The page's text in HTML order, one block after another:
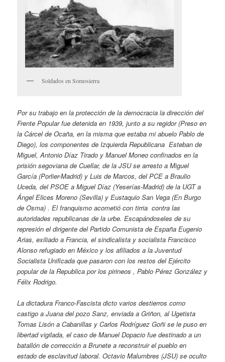
Soldados en Somosierra
Por su trabajo en la protección de la democracia la dirección del
Frente Popular fue detenida en 1939, junto a su regidor (Preso en
la Cárcel de Ocaña, en la misma que estaba mi abuelo Pablo de
Diego), los componentes de Izquierda Republicana Esteban de
Miguel, Antonio Díaz Tirado y Manuel Moneo confinados en la
prisión segoviana de Cuellar, de la JSU se arresto a Miguel
García (Porlier-Madrid) y Luis de Marcos, del PCE a Braulio
Uceda, del PSOE a Miguel Díaz (Yeserías-Madrid) de la UGT a
Ángel Elices Moreno (Sevilla) y Eustaquio San Vega (En Burgo
de Osma) . El franquismo acometió con tirria contra las
autoridades republicanas de la urbe. Escapándoseles de su
represión el dirigente del Partido Comunista de España Eugenio
Arias, exiliado a Francia, el sindicalista y socialista Francisco
Alonso refugiado en México y los afiliados a la Juventud
Socialista Unificada que pasaron con los restos del Ejército
popular de la Republica por los pirineos , Pablo Pérez González y
Félix Rodrigo.
La dictadura Franco-Fascista dicto varios destierros como
castigo a Juana del pozo Sanz, enviada a Griñon, al Ugetista
Tomas Lisón a Cabanillas y Carlos Rodríguez Goñi se le puso en
libertad vigilada, el caso de Manuel Dopacio fue destinado a un
batallón de corrección a Brunete a reconstruir el pueblo en
estado de esclavitud laboral. Octavio Malumbres (JSU) se oculto